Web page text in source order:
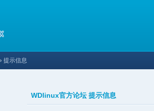
提示信息
WDlinux官方论坛 提示信息